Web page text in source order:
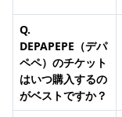
Q.
DEPAPEPE（デパ
ペペ）のチケット
はいつ購入するの
がベストですか？